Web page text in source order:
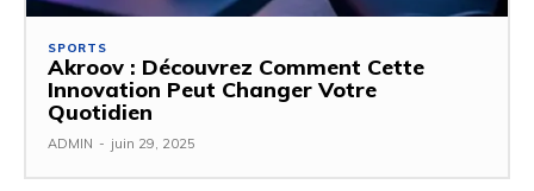
SPORTS
Akroov : Découvrez Comment Cette
Innovation Peut Changer Votre
Quotidien
ADMIN - juin 29, 2025